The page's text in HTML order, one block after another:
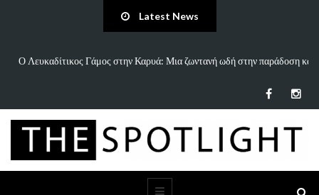
Latest News
και «Άννα Είσαι Καλά;»: Το νέο τραγούδι του Δημήτρη Πανανάκη που σπάει